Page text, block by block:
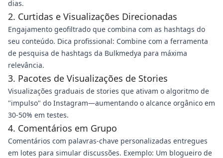
dias.
2. Curtidas e Visualizações Direcionadas
Engajamento geofiltrado que combina com as hashtags do
seu conteúdo. Dica profissional: Combine com a ferramenta
de pesquisa de hashtags da Bulkmedya para máxima
relevância.
3. Pacotes de Visualizações de Stories
Visualizações graduais de stories que ativam o algoritmo de
"impulso" do Instagram—aumentando o alcance orgânico em
30-50% em testes.
4. Comentários em Grupo
Comentários com palavras-chave personalizadas entregues
em lotes para simular discussões. Exemplo: Um blogueiro de